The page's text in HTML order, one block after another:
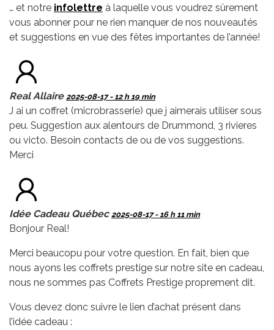
… et notre infolettre à laquelle vous voudrez sûrement
vous abonner pour ne rien manquer de nos nouveautés
et suggestions en vue des fêtes importantes de l’année!
Real Allaire 2025-08-17 - 12 h 19 min
J ai un coffret (microbrasserie) que j aimerais utiliser sous
peu. Suggestion aux alentours de Drummond, 3 rivieres
ou victo. Besoin contacts de ou de vos suggestions.
Merci
Idée Cadeau Québec 2025-08-17 - 16 h 11 min
Bonjour Real!
Merci beaucopu pour votre question. En fait, bien que
nous ayons les coffrets prestige sur notre site en cadeau,
nous ne sommes pas Coffrets Prestige proprement dit.
Vous devez donc suivre le lien d’achat présent dans
l’idée cadeau :